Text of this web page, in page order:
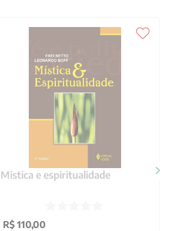
Mistica e espiritualidade
R$ 110,00